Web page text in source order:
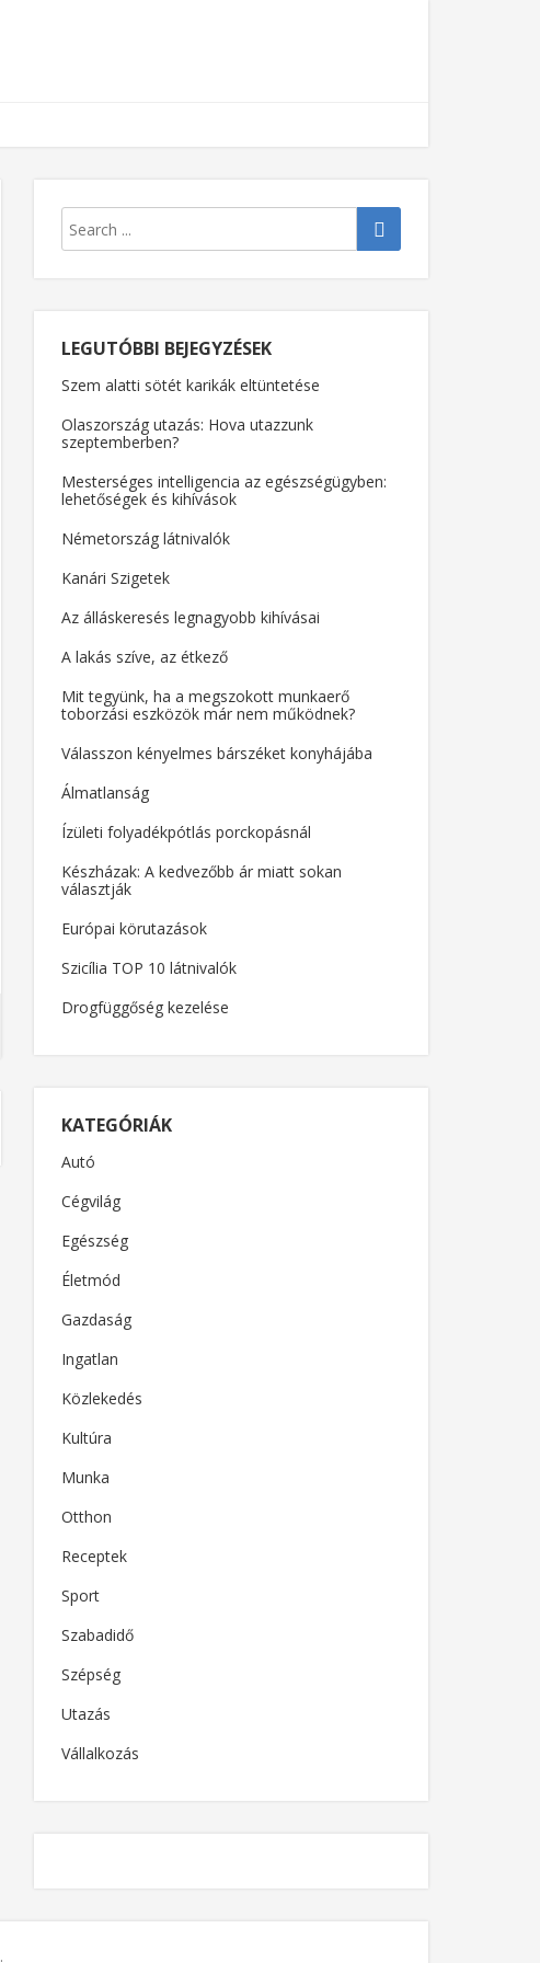
LEGUTÓBBI BEJEGYZÉSEK
Szem alatti sötét karikák eltüntetése
Olaszország utazás: Hova utazzunk
szeptemberben?
Mesterséges intelligencia az egészségügyben:
lehetőségek és kihívások
Németország látnivalók
Kanári Szigetek
Az álláskeresés legnagyobb kihívásai
A lakás szíve, az étkező
Mit tegyünk, ha a megszokott munkaerő
toborzási eszközök már nem működnek?
Válasszon kényelmes bárszéket konyhájába
Álmatlanság
Ízületi folyadékpótlás porckopásnál
Készházak: A kedvezőbb ár miatt sokan
választják
Európai körutazások
Szicília TOP 10 látnivalók
Drogfüggőség kezelése
KATEGÓRIÁK
Autó
Cégvilág
Egészség
Életmód
Gazdaság
Ingatlan
Közlekedés
Kultúra
Munka
Otthon
Receptek
Sport
Szabadidő
Szépség
Utazás
Vállalkozás
.